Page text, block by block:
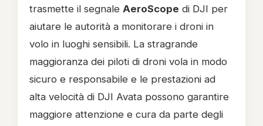
trasmette il segnale AeroScope di DJI per
aiutare le autorità a monitorare i droni in
volo in luoghi sensibili. La stragrande
maggioranza dei piloti di droni vola in modo
sicuro e responsabile e le prestazioni ad
alta velocità di DJI Avata possono garantire
maggiore attenzione e cura da parte degli